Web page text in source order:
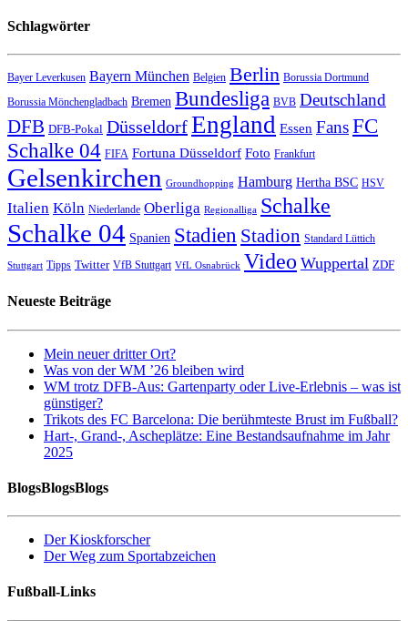
Schlagwörter
Bayer Leverkusen Bayern München Belgien Berlin Borussia Dortmund
Borussia Mönchengladbach Bremen Bundesliga BVB Deutschland
DFB DFB-Pokal DüsseldorfEngland Essen FansFC
Schalke 04 FIFA Fortuna Düsseldorf Foto Frankfurt
Gelsenkirchen Groundhopping Hamburg Hertha BSC HSV
Italien Köln Niederlande Oberliga Regionalliga Schalke
Schalke 04 Spanien Stadien Stadion Standard Lüttich
Stuttgart Tipps Twitter VfB Stuttgart VfL Osnabrück Video Wuppertal ZDF
Neueste Beiträge
Mein neuer dritter Ort?
Was von der WM ’26 bleiben wird
WM trotz DFB-Aus: Gartenparty oder Live-Erlebnis – was ist
günstiger?
Trikots des FC Barcelona: Die berühmteste Brust im Fußball?
Hart-, Grand-, Ascheplätze: Eine Bestandsaufnahme im Jahr
2025
BlogsBlogsBlogs
Der Kioskforscher
Der Weg zum Sportabzeichen
Fußball-Links